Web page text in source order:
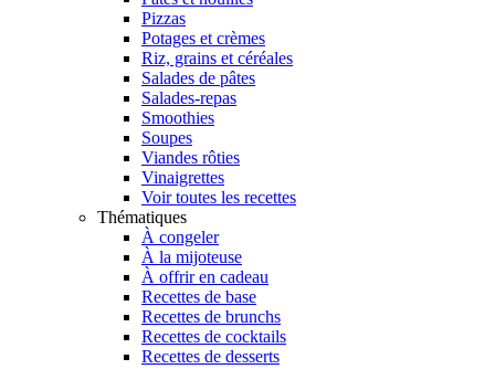
Pizzas
Potages et crèmes
Riz, grains et céréales
Salades de pâtes
Salades-repas
Smoothies
Soupes
Viandes rôties
Vinaigrettes
Voir toutes les recettes
Thématiques
À congeler
À la mijoteuse
À offrir en cadeau
Recettes de base
Recettes de brunchs
Recettes de cocktails
Recettes de desserts